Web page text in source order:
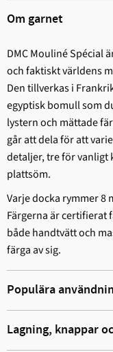
Om garnet
DMC Mouliné Spécial
och faktiskt världens
Den tillverkas i
egyptisk bomull som
lystern och mättade
går att dela för att
detaljer, tre för vanligt
plattsöm.
Varje docka rymmer 8
Färgerna är certifierat
både handtvätt och
färga av sig.
Populära
Lagning, knappar